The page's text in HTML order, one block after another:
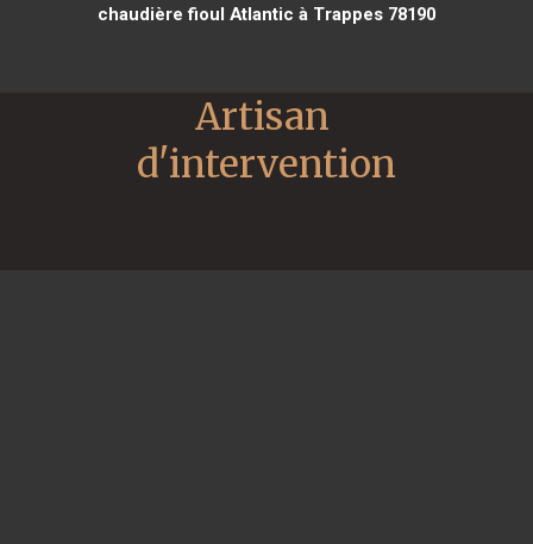
chaudière fioul Atlantic à Trappes 78190
Artisan
d'intervention